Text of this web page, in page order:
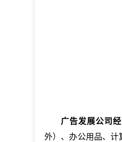
广告发展公司
外）、办公用品、计